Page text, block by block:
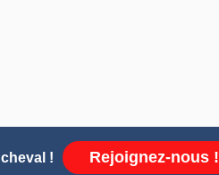
! Rejoignez-nous !